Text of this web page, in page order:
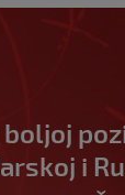
boljoj
i